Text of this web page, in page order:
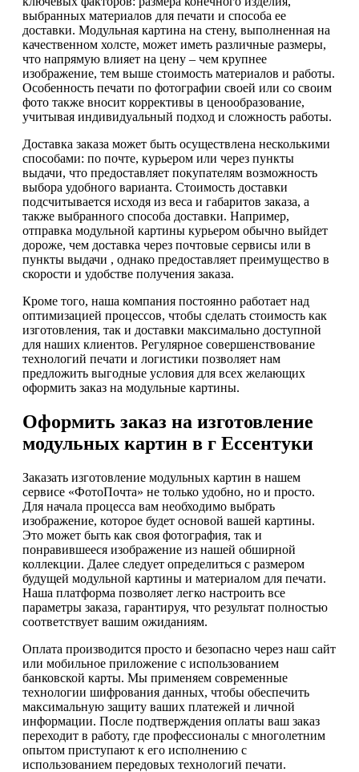
выбранных материалов для печати и способа ее
доставки. Модульная картина на стену, выполненная на
качественном холсте, может иметь различные размеры,
что напрямую влияет на цену – чем крупнее
изображение, тем выше стоимость материалов и работы.
Особенность печати по фотографии своей или со своим
фото также вносит коррективы в ценообразование,
учитывая индивидуальный подход и сложность работы.
Доставка заказа может быть осуществлена несколькими
способами: по почте, курьером или через пункты
выдачи, что предоставляет покупателям возможность
выбора удобного варианта. Стоимость доставки
подсчитывается исходя из веса и габаритов заказа, а
также выбранного способа доставки. Например,
отправка модульной картины курьером обычно выйдет
дороже, чем доставка через почтовые сервисы или в
пункты выдачи , однако предоставляет преимущество в
скорости и удобстве получения заказа.
Кроме того, наша компания постоянно работает над
оптимизацией процессов, чтобы сделать стоимость как
изготовления, так и доставки максимально доступной
для наших клиентов. Регулярное совершенствование
технологий печати и логистики позволяет нам
предложить выгодные условия для всех желающих
оформить заказ на модульные картины.
Оформить заказ на изготовление
модульных картин в г Ессентуки
Заказать изготовление модульных картин в нашем
сервисе «ФотоПочта» не только удобно, но и просто.
Для начала процесса вам необходимо выбрать
изображение, которое будет основой вашей картины.
Это может быть как своя фотография, так и
понравившееся изображение из нашей обширной
коллекции. Далее следует определиться с размером
будущей модульной картины и материалом для печати.
Наша платформа позволяет легко настроить все
параметры заказа, гарантируя, что результат полностью
соответствует вашим ожиданиям.
Оплата производится просто и безопасно через наш сайт
или мобильное приложение с использованием
банковской карты. Мы применяем современные
технологии шифрования данных, чтобы обеспечить
максимальную защиту ваших платежей и личной
информации. После подтверждения оплаты ваш заказ
переходит в работу, где профессионалы с многолетним
опытом приступают к его исполнению с
использованием передовых технологий печати.